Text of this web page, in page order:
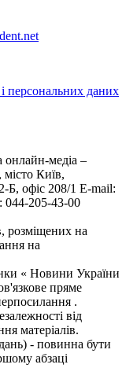
персональних даних
онлайн-медіа –
Київ,
офіс 208/1 E-mail:
044-205-43-00
розміщених на
на
« Новини України
пряме
.
від
матеріалів.
- повинна бути
абзаці